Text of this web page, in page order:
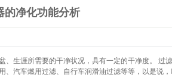
的净化功能分析
生涯所需要的干净状况，具有一定的干净度。 过
汽车燃用过滤、自行车润滑油过滤等等，以是说